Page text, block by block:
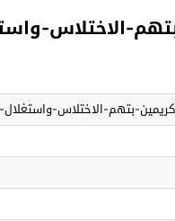
الاختلاس-
بتهم-الاختلاس-